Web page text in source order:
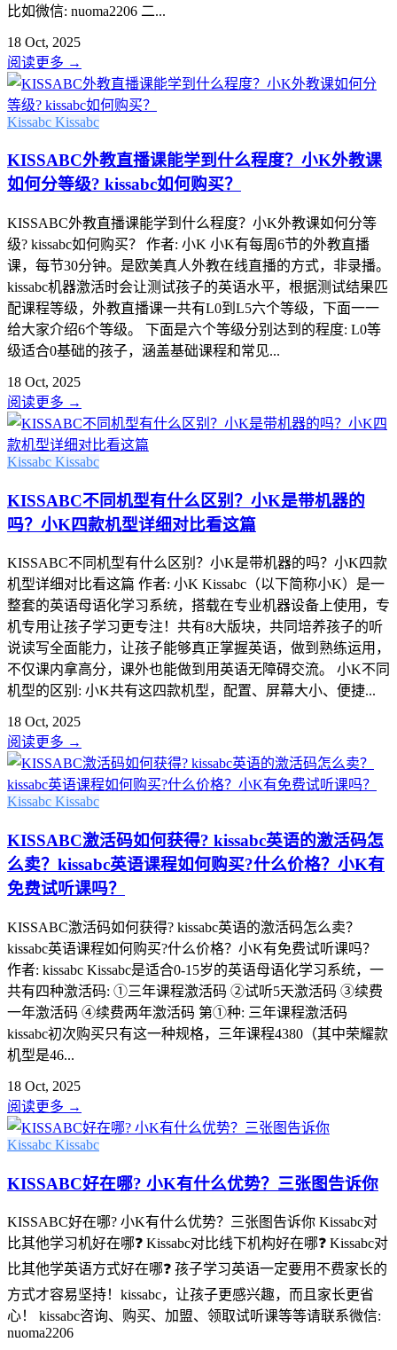
比如微信: nuoma2206 二...
18 Oct, 2025
阅读更多 →
Kissabc Kissabc
KISSABC外教直播课能学到什么程度？小K外教课
如何分等级? kissabc如何购买？
KISSABC外教直播课能学到什么程度？小K外教课如何分等
级? kissabc如何购买？ 作者: 小K 小K有每周6节的外教直播
课，每节30分钟。是欧美真人外教在线直播的方式，非录播。
kissabc机器激活时会让测试孩子的英语水平，根据测试结果匹
配课程等级，外教直播课一共有L0到L5六个等级，下面一一
给大家介绍6个等级。 下面是六个等级分别达到的程度: L0等
级适合0基础的孩子，涵盖基础课程和常见...
18 Oct, 2025
阅读更多 →
Kissabc Kissabc
KISSABC不同机型有什么区别？小K是带机器的
吗？小K四款机型详细对比看这篇
KISSABC不同机型有什么区别？小K是带机器的吗？小K四款
机型详细对比看这篇 作者: 小K Kissabc（以下简称小K）是一
整套的英语母语化学习系统，搭载在专业机器设备上使用，专
机专用让孩子学习更专注！共有8大版块，共同培养孩子的听
说读写全面能力，让孩子能够真正掌握英语，做到熟练运用，
不仅课内拿高分，课外也能做到用英语无障碍交流。 小K不同
机型的区别: 小K共有这四款机型，配置、屏幕大小、便捷...
18 Oct, 2025
阅读更多 →
Kissabc Kissabc
KISSABC激活码如何获得? kissabc英语的激活码怎
么卖？kissabc英语课程如何购买?什么价格？小K有
免费试听课吗？
KISSABC激活码如何获得? kissabc英语的激活码怎么卖？
kissabc英语课程如何购买?什么价格？小K有免费试听课吗？
作者: kissabc Kissabc是适合0-15岁的英语母语化学习系统，一
共有四种激活码: ①三年课程激活码 ②试听5天激活码 ③续费
一年激活码 ④续费两年激活码 第①种: 三年课程激活码
kissabc初次购买只有这一种规格，三年课程4380（其中荣耀款
机型是46...
18 Oct, 2025
阅读更多 →
Kissabc Kissabc
KISSABC好在哪? 小K有什么优势？三张图告诉你
KISSABC好在哪? 小K有什么优势？三张图告诉你 Kissabc对
比其他学习机好在哪❓ Kissabc对比线下机构好在哪❓ Kissabc对
比其他学英语方式好在哪❓ 孩子学习英语一定要用不费家长的
方式才容易坚持！kissabc，让孩子更感兴趣，而且家长更省
心！ kissabc咨询、购买、加盟、领取试听课等等请联系微信:
nuoma2206